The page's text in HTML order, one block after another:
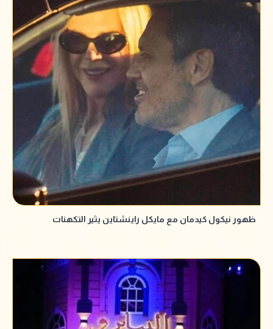
ظهور نيكول كيدمان مع مايكل راينشتاين يثير التكهنات